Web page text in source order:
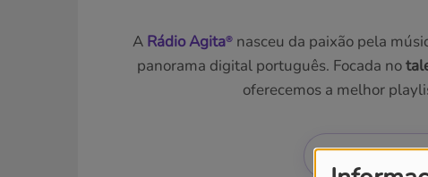
A Rádio Agita® nasceu da paixão pela
panorama digital português. Focada no
oferecemos a melhor
Vem dar